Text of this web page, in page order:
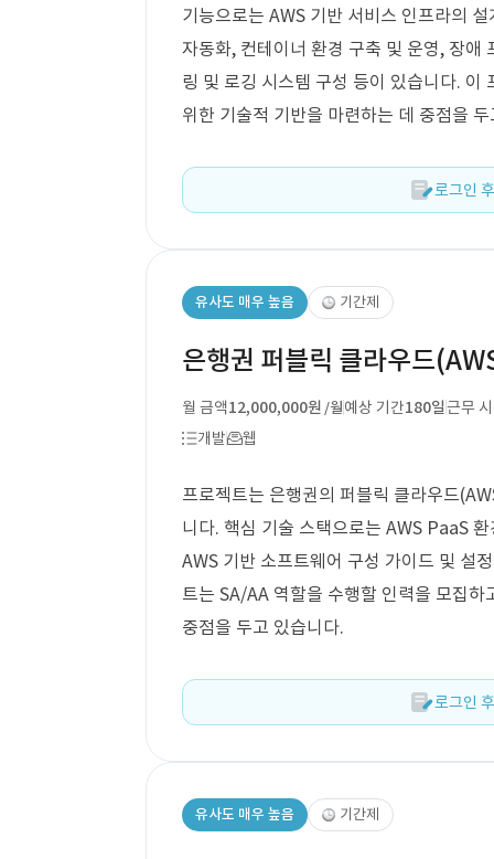
기능으로는 AWS 기반 서비스 인프라의
자동화, 컨테이너 환경 구축 및 운영, 장애
링 및 로깅 시스템 구성 등이 있습니다. 이
위한 기술적 기반을 마련하는 데 중점을
로그인
유사도 매우 높음 기간제
은행권 퍼블릭 클라우드
월 금액12,000,000원 /월예상 기간180일근무
개발
웹
프로젝트는 은행권의 퍼블릭 클라우드
니다. 핵심 기술 스택으로는 AWS PaaS
AWS 기반 소프트웨어 구성 가이드 및 설
트는 SA/AA 역할을 수행할 인력을 모집
중점을 두고 있습니다.
로그인
유사도 매우 높음 기간제